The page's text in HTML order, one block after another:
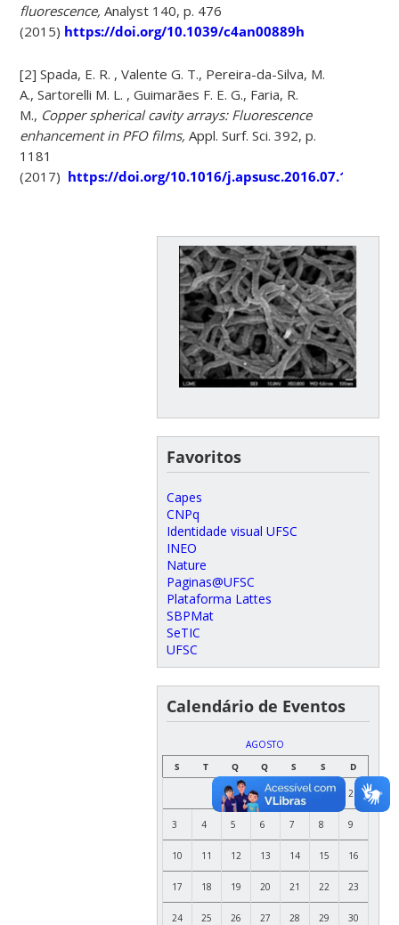
fluorescence,Analyst 140, p. 476
(2015) https://doi.org/10.1039/c4an00889h
[2] Spada, E. R. , Valente G. T., Pereira-da-Silva, M.
A., Sartorelli M. L. , Guimarães F. E. G., Faria, R.
M., Copper spherical cavity arrays: Fluorescence
enhancement in PFO films,Appl. Surf. Sci. 392, p.
1181
(2017) https://doi.org/10.1016/j.apsusc.2016.07.174
Favoritos
Capes
CNPq
Identidade visual UFSC
INEO
Nature
Paginas@UFSC
Plataforma Lattes
SBPMat
SeTIC
UFSC
Calendário de Eventos
AGOSTO
S
T Q Q S S D
1 2
3 4 5 6 7 8 9
10 11 12 13 14 15 16
17 18 19 20 21 22 23
24 25 26 27 28 29 30